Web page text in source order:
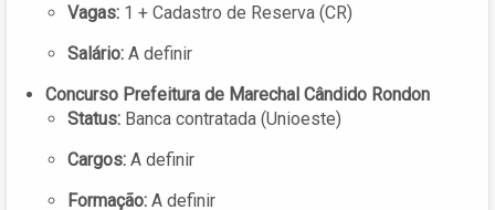
Vagas: 1 + Cadastro de Reserva (CR)
Salário: A definir
Concurso Prefeitura de Marechal Cândido Rondon
Status: Banca contratada (Unioeste)
Cargos: A definir
Formação: A definir